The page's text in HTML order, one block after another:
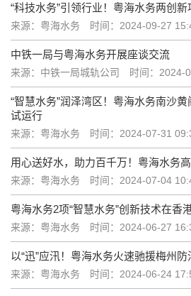
“科技水务”引领行业！粤海水务两创新
来源：粤海水务 时间：2024-09-27
中铁一局与粤海水务开展座谈交流
来源：中铁一局城轨公司 时间：2024-
“智慧水务”润泽湾区！粤海水务南沙
试运行
来源：粤海水务 时间：2024-07-31
用心送好水，助力百千万！粤海水务
来源：粤海水务 时间：2024-07-04
粤海水务2项“智慧水务”创新技术在香
来源：粤海水务 时间：2024-06-27
以“迅”应汛！粤海水务火速驰援梅州
来源：粤海水务 时间：2024-06-24